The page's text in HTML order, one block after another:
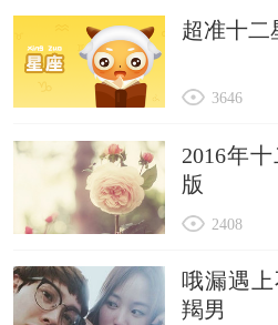
超准十二
3646
2016年
版
2408
哦漏遇
羯男